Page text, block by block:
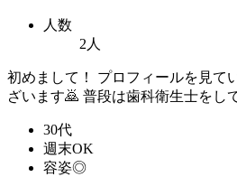
人数
2人
初めまして！ プロフィールを見て
ざいます🙇 普段は歯科衛生士をし
30代
週末OK
容姿◎